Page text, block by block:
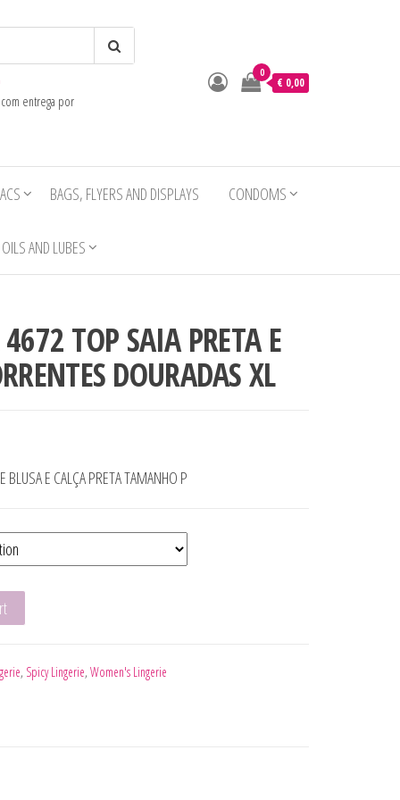
entrega por
0
€ 0,00
BAGS, FLYERS AND DISPLAYS CONDOMS
OILS AND LUBES
TOP SAIA PRETA E
DOURADAS XL
E CALÇA PRETA TAMANHO P
SAIA PRETA E TANGA COM CORRENTES DOURADAS XL quantity
, Spicy Lingerie, Women's Lingerie